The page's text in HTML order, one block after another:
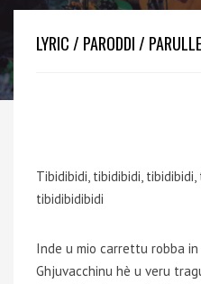
LYRIC / PARODDI /
Tibidibidi, tibidibidi,
tibidibidibidi
Inde u mio carrettu robba
Ghjuvacchinu hè u veru